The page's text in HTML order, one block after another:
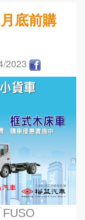
底前購
2023